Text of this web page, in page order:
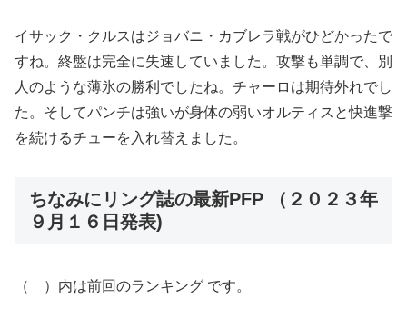
イサック・クルスはジョバニ・カブレラ戦がひどかったで
すね。終盤は完全に失速していました。攻撃も単調で、別
人のような薄氷の勝利でしたね。チャーロは期待外れでし
た。そしてパンチは強いが身体の弱いオルティスと快進撃
を続けるチューを入れ替えました。
ちなみにリング誌の最新PFP （２０２３年
９月１６日発表)
（ ）内は前回のランキング です。